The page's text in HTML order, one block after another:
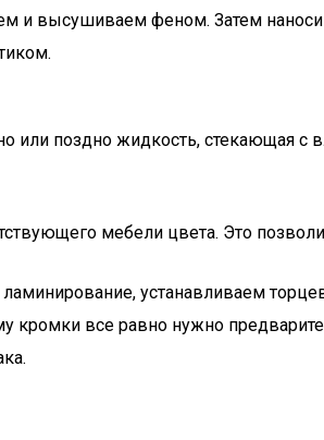
и высушиваем феном. Затем
или поздно жидкость, стекающая
мебели цвета. Это
ламинирование, устанавливаем
кромки все равно нужно